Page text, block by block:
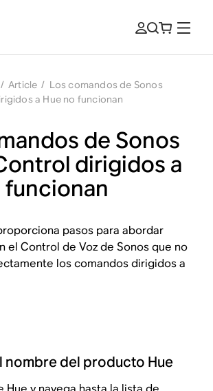
/ Article / Los comandos de Sonos
a Hue no funcionan
de Sonos
dirigidos a
funcionan
pasos para abordar
el Control de Voz de Sonos que no
los comandos dirigidos a
nombre del producto Hue